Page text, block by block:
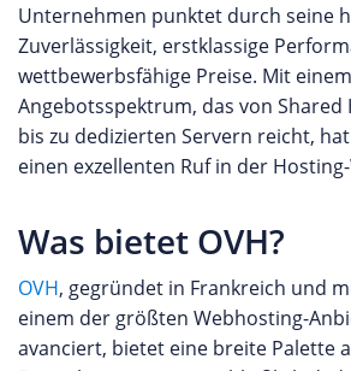
Unternehmen punktet durch seine
Zuverlässigkeit, erstklassige
wettbewerbsfähige Preise. Mit
Angebotsspektrum, das von Shared
bis zu dedizierten Servern reicht,
einen exzellenten Ruf in der
Was bietet OVH?
OVH, gegründet in Frankreich und
einem der größten Webhosting-
avanciert, bietet eine breite Palette